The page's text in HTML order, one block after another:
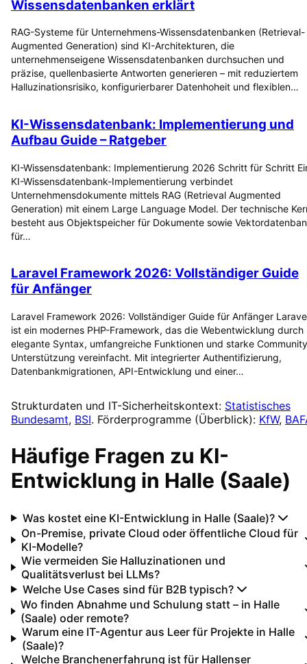
Wissensdatenbanken erklärt
RAG-Systeme für Unternehmens-Wissensdatenbanken (Retrieval-
Augmented Generation) sind KI-Architekturen, die
unternehmenseigene Wissensdatenbanken durchsuchen und
präzise, quellenbasierte Antworten generieren – mit reduziertem
Halluzinationsrisiko, konfigurierbarer Datenhoheit und flexiblen…
KI-Wissensdatenbank: Implementierung und
Aufbau Guide – Ratgeber
KI-Wissensdatenbank: Implementierung 2026 Schritt für Schritt
KI-Wissensdatenbank-Implementierung verbindet
Unternehmensdokumente mittels RAG (Retrieval Augmented
Generation) mit einem Large Language Model. Der technische
besteht aus Objektspeicher für Dokumente sowie
für…
Laravel Framework 2026: Vollständiger Guide
für Anfänger
Laravel Framework 2026: Vollständiger Guide für Anfänger
ist ein modernes PHP-Framework, das die Webentwicklung durch
elegante Syntax, umfangreiche Funktionen und starke
Unterstützung vereinfacht. Mit integrierter Authentifizierung,
Datenbankmigrationen, API-Entwicklung und einer…
Strukturdaten und IT-Sicherheitskontext: Statistisches
Bundesamt, BSI. Förderprogramme (Überblick): KfW,
Häufige Fragen zu KI-
Entwicklung in Halle (Saale)
Was kostet eine KI-Entwicklung in Halle (Saale)?
On-Premise, private Cloud oder öffentliche Cloud für
KI-Modelle?
Wie vermeiden Sie Halluzinationen und
Qualitätsverlust bei LLMs?
Welche Use Cases sind für B2B typisch?
Wo finden Abnahme und Schulung statt – in Halle
(Saale) oder remote?
Warum eine IT-Agentur aus Leer für Projekte in Halle
(Saale)?
Welche Branchenerfahrung ist für Hallenser